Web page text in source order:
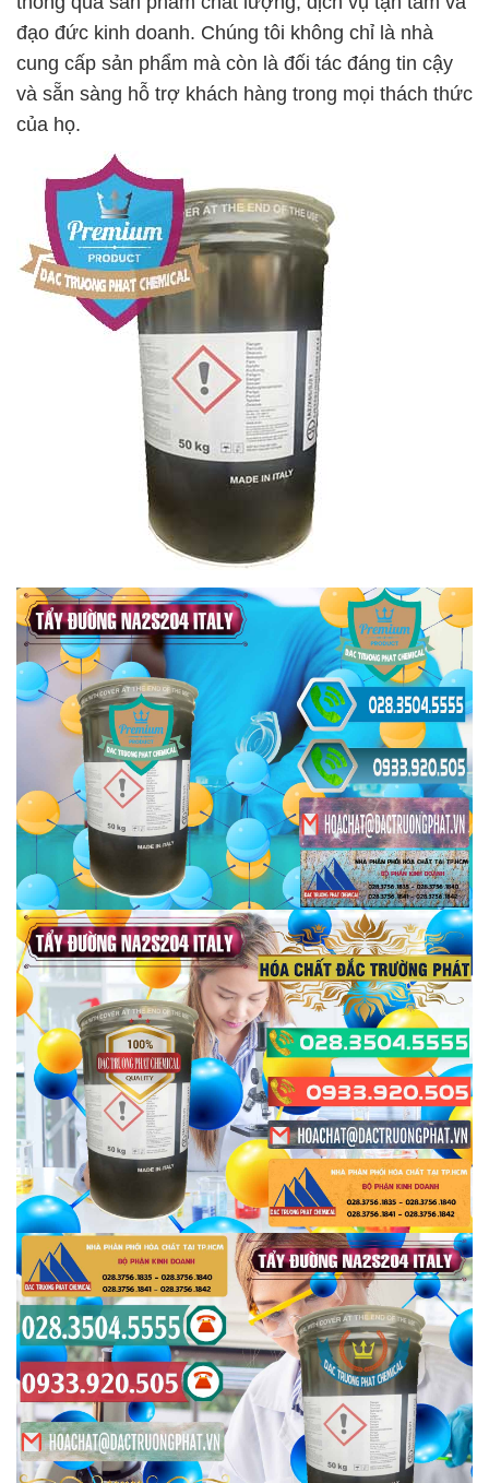
đạo đức kinh doanh. Chúng tôi không chỉ là nhà
cung cấp sản phẩm mà còn là đối tác đáng tin cậy
và sẵn sàng hỗ trợ khách hàng trong mọi thách thức
của họ.